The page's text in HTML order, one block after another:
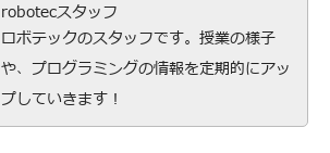
robotecスタッフ
ロボテックのスタッフです。授業の様子
や、プログラミングの情報を定期的にアッ
プしていきます！